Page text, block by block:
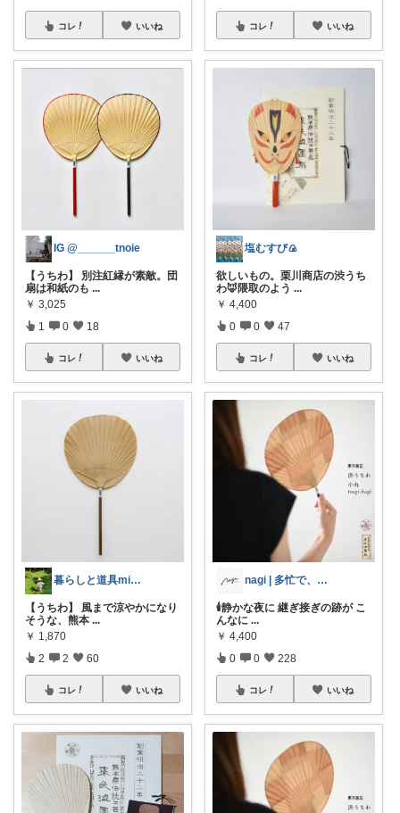
コレ いいね
IG @______tnoie
【うちわ】 別注紅縁が素敵。団
扇は和紙のも ...
￥ 3,025
1 0 18
コレ いいね
暮らしと道具mika_home１
【うちわ】 風まで涼やかになり
そうな、熊本 ...
￥ 1,870
2 2 60
コレ いいね
コレ いいね
塩むすび🍙
欲しいもの。栗川商店の渋うち
わ🦊隈取のよう ...
￥ 4,400
0 0 47
コレ いいね
nagi | 多忙で、時々お休み
🕯️静かな夜に 継ぎ接ぎの跡が こ
んなに ...
￥ 4,400
0 0 228
コレ いいね